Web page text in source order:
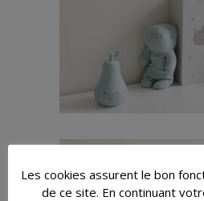
Les cookies assurent le bon
de ce site. En continuant